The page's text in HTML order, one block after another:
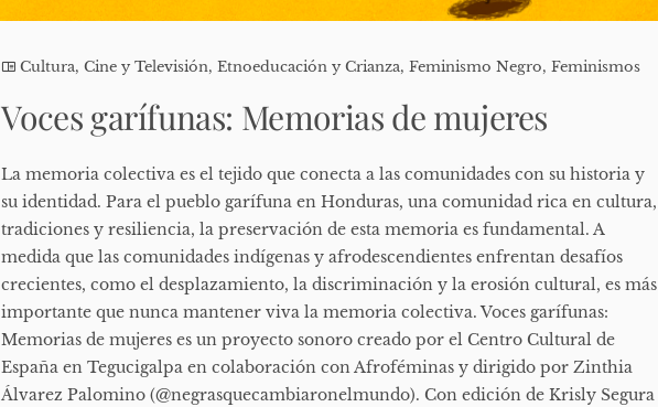
Cultura, Cine y Televisión,Etnoeducación y Crianza,Feminismo Negro,Feminismos
Voces garífunas: Memorias de mujeres
La memoria colectiva es el tejido que conecta a las comunidades con su historia y
su identidad. Para el pueblo garífuna en Honduras, una comunidad rica en cultura,
tradiciones y resiliencia, la preservación de esta memoria es fundamental. A
medida que las comunidades indígenas y afrodescendientes enfrentan desafíos
crecientes, como el desplazamiento, la discriminación y la erosión cultural, es más
importante que nunca mantener viva la memoria colectiva. Voces garífunas:
Memorias de mujeres es un proyecto sonoro creado por el Centro Cultural de
España en Tegucigalpa en colaboración con Afroféminas y dirigido por Zinthia
Álvarez Palomino (@negrasquecambiaronelmundo). Con edición de Krisly Segura